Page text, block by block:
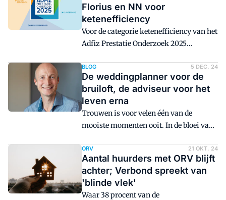
nog nooit van deze verzekering hebben
gehoord. Ook het aantal mensen dat een
ORV afsluit na financieel advies, daalt.
Florius en NN voor
ketenefficiency
Voor de categorie ketenefficiency van het
Adfiz Prestatie Onderzoek 2025
initiatieven van Dazure, Florius en NN.
BLOG 5 DEC. 24
De weddingplanner voor de
bruiloft, de adviseur voor het
leven erna
Trouwen is voor velen één van de
mooiste momenten ooit. In de bloei van
leven. De dag van de bruiloft is
misschien wel de dag dat je op je
allermooist bent, je het meest gelukkig
voelt én dat je het meest geliefd bent.
ORV 21 OKT. 24
Aantal huurders met ORV blijft
achter; Verbond spreekt van
'blinde vlek'
Waar 38 procent van de